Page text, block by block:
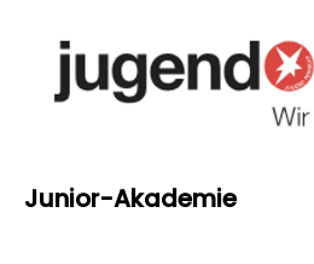
Junior-Akademie